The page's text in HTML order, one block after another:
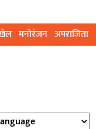
मनोरंजन अपराजिता